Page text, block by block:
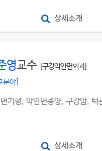
상세소개
영교수
[구강악안면외과]
분야]
기형, 악안면종양, 구강암, 턱
상세소개